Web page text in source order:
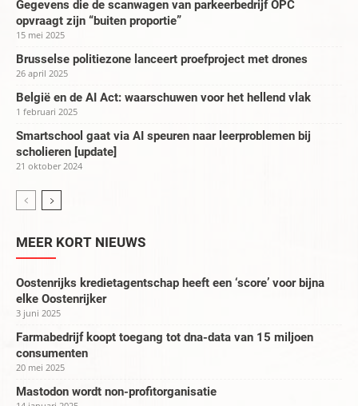
Gegevens die de scanwagen van parkeerbedrijf OPC
opvraagt zijn “buiten proportie”
15 mei 2025
Brusselse politiezone lanceert proefproject met drones
26 april 2025
België en de AI Act: waarschuwen voor het hellend vlak
1 februari 2025
Smartschool gaat via AI speuren naar leerproblemen bij
scholieren [update]
21 oktober 2024
MEER KORT NIEUWS
Oostenrijks kredietagentschap heeft een ‘score’ voor bijna
elke Oostenrijker
3 juni 2025
Farmabedrijf koopt toegang tot dna-data van 15 miljoen
consumenten
20 mei 2025
Mastodon wordt non-profitorganisatie